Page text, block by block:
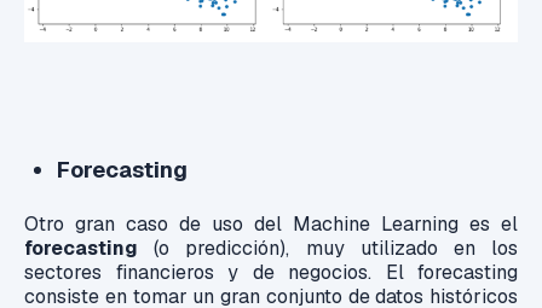
Forecasting
Otro gran caso de uso del Machine Learning es el
forecasting (o predicción), muy utilizado en los
sectores financieros y de negocios. El forecasting
consiste en tomar un gran conjunto de datos históricos